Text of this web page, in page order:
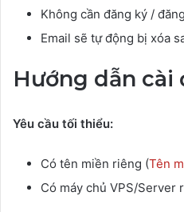
Không cần đăng ký /
Email sẽ tự động bị xóa
Hướng dẫn cài
Yêu cầu tối thiểu:
Có tên miền riêng (Tên
Có máy chủ VPS/Server